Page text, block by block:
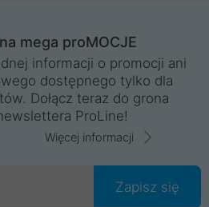
Katowice, Gliwice, Kalisz, Bytom,
profesjonalna obsługa!
polskim kapitałem. Działamy
naszym kraju! Posiadamy siedzibę
na terenie kraju. Cała
ProLine jest
zakup notebooka albo laptopa w
i pełne bezpieczeństwo.
i części komputerowe
mega proMOCJE
informacji o promocji ani
dostępnego tylko dla
Dołącz teraz do grona
ProLine!
Więcej informacji
Zapisz się